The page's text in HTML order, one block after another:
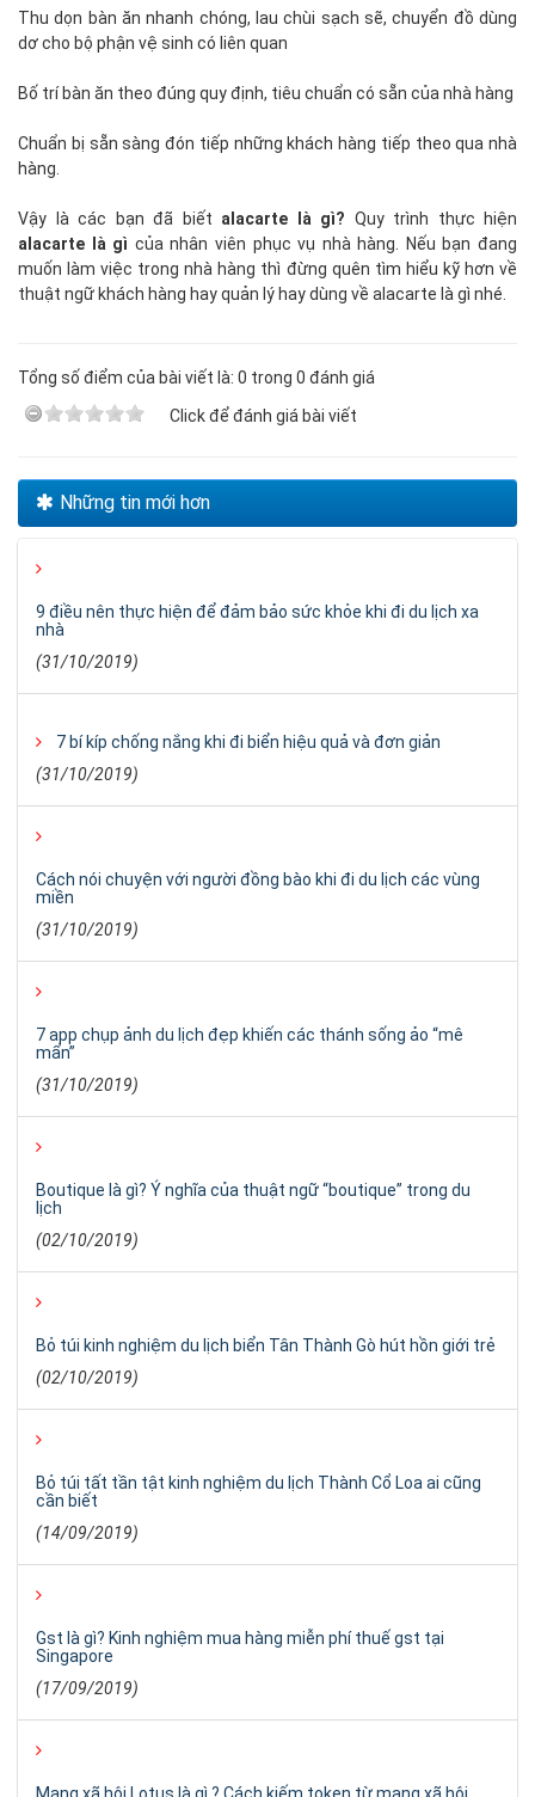
Thu dọn bàn ăn nhanh chóng, lau chùi sạch sẽ, chuyển đồ dùng
dơ cho bộ phận vệ sinh có liên quan
Bố trí bàn ăn theo đúng quy định, tiêu chuẩn có sẵn của nhà hàng
Chuẩn bị sẵn sàng đón tiếp những khách hàng tiếp theo qua nhà
hàng.
Vậy là các bạn đã biết alacarte là gì? Quy trình thực hiện
alacarte là gì của nhân viên phục vụ nhà hàng. Nếu bạn đang
muốn làm việc trong nhà hàng thì đừng quên tìm hiểu kỹ hơn về
thuật ngữ khách hàng hay quản lý hay dùng về alacarte là gì nhé.
Tổng số điểm của bài viết là: 0 trong 0 đánh giá
Click để đánh giá bài viết
Những tin mới hơn
9 điều nên thực hiện để đảm bảo sức khỏe khi đi du lịch xa
nhà
(31/10/2019)
7 bí kíp chống nắng khi đi biển hiệu quả và đơn giản
(31/10/2019)
Cách nói chuyện với người đồng bào khi đi du lịch các vùng
miền
(31/10/2019)
7 app chụp ảnh du lịch đẹp khiến các thánh sống ảo “mê
mẩn”
(31/10/2019)
Boutique là gì? Ý nghĩa của thuật ngữ “boutique” trong du
lịch
(02/10/2019)
Bỏ túi kinh nghiệm du lịch biển Tân Thành Gò hút hồn giới trẻ
(02/10/2019)
Bỏ túi tất tần tật kinh nghiệm du lịch Thành Cổ Loa ai cũng
cần biết
(14/09/2019)
Gst là gì? Kinh nghiệm mua hàng miễn phí thuế gst tại
Singapore
(17/09/2019)